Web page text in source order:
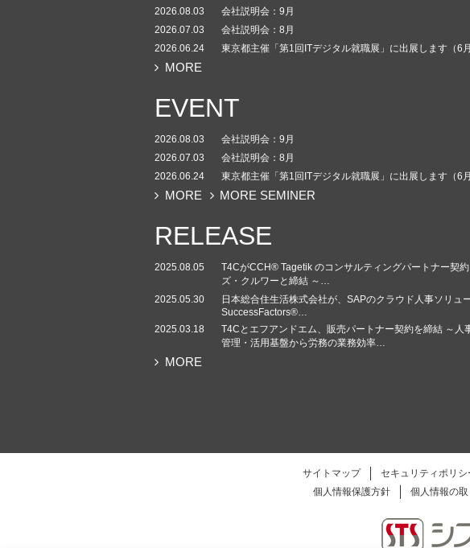
2026.08.03
会社説明会：9月
2026.07.03
会社説明会：8月
2026.06.24
東京都主催「第1回ITデジタル就職展」に出展します（6
MORE
EVENT
2026.08.03
会社説明会：9月
2026.07.03
会社説明会：8月
2026.06.24
東京都主催「第1回ITデジタル就職展」に出展します（6
MORE MORE SEMINER
RELEASE
2025.08.05
T4CがCCH® Tagetik のコンサルティングパートナー契
ズ・クルワーと締結 ～…
2025.05.30
日本総合住生活株式会社が、SAPのクラウド人事ソリュ
SuccessFactors®…
2025.03.18
T4Cとエフアンドエム、販売パートナー契約を締結 ～人
管理・活用基盤から労務の業務効率…
MORE
サイトマップ セキュリティポリシ
個人情報保護方針
個人情報の